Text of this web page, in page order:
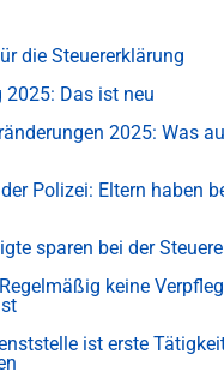
die Steuererklärung
2025: Das ist neu
2025: Was
Polizei: Eltern haben
sparen bei der
keine
ist erste